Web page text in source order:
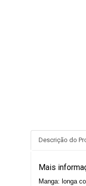
Descrição do
Mais
Manga: longa